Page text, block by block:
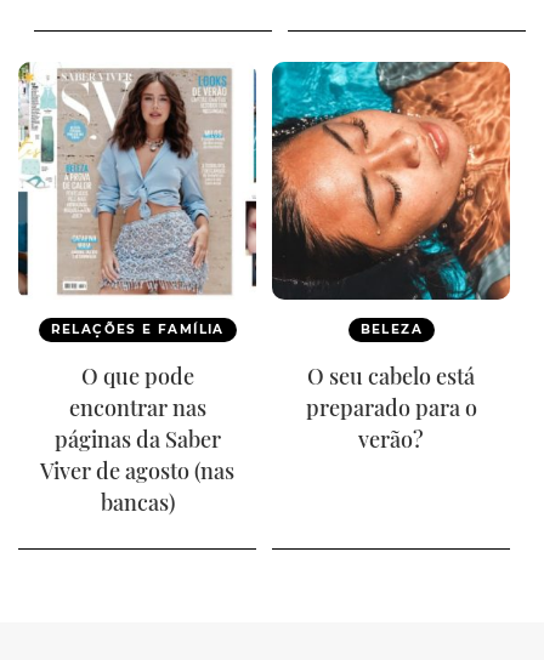
RELAÇÕES E FAMÍLIA
O que pode
encontrar nas
páginas da Saber
Viver de agosto (nas
bancas)
BELEZA
O seu cabelo está
preparado para o
verão?